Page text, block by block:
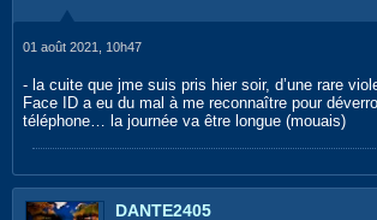
01 août 2021, 10h47
- la cuite que jme suis pris hier soir, d’une rare
Face ID a eu du mal à me reconnaître pour
téléphone… la journée va être longue (mouais)
DANTE2405